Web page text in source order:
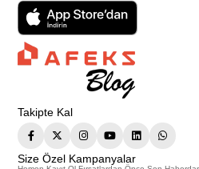
Takipte Kal
Size Özel Kampanyalar